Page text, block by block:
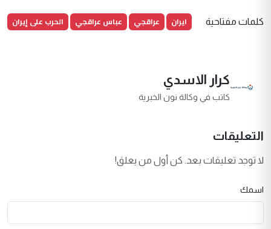
كلمات مفتاحية ايران عراقجي عباس عراقجي الحرب على إيران
كرار الاسدي
كاتب في وكالة نون الخبرية
التعليقات
لا توجد تعليقات بعد. كن أول من يعلق!
اسمك